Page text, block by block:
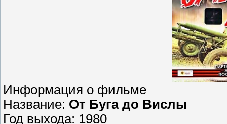
Информация о фильме
Название: От Буга до Вислы
Год выхода: 1980